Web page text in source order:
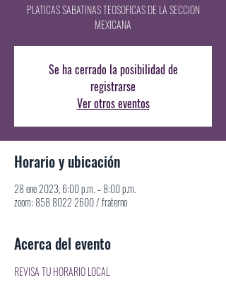
PLATICAS SABATINAS TEOSOFICAS DE LA SECCION
MEXICANA
Se ha cerrado la posibilidad de
registrarse
Ver otros eventos
Horario y ubicación
28 ene 2023, 6:00 p.m. – 8:00 p.m.
zoom: 858 8022 2600 / fraterno
Acerca del evento
REVISA TU HORARIO LOCAL